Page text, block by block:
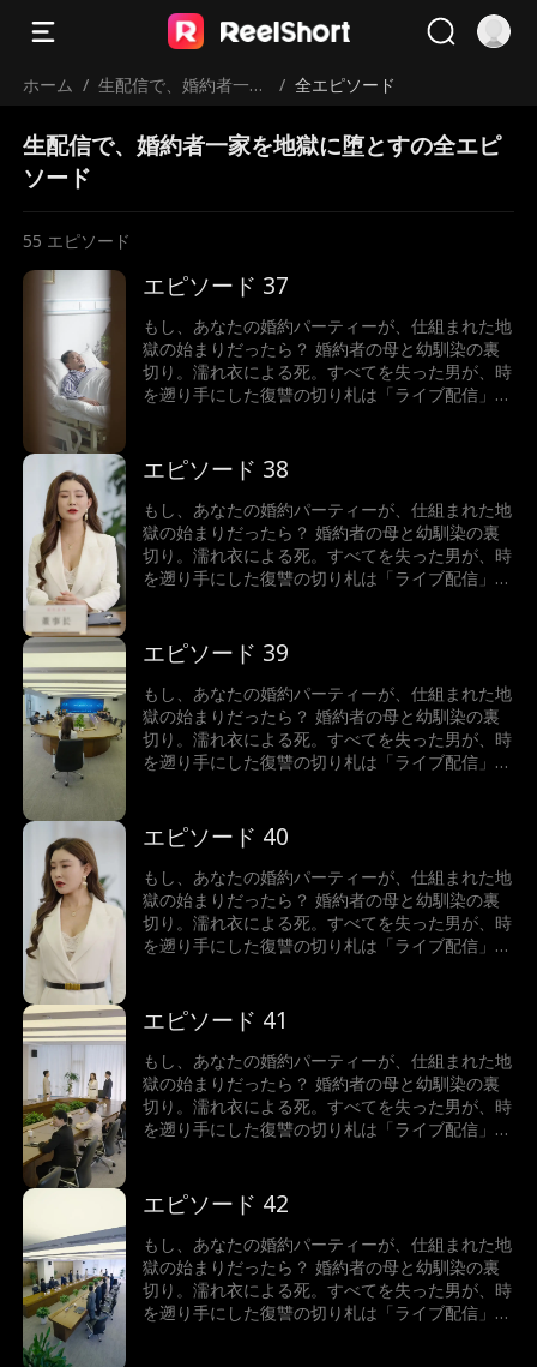
ホーム / 生配信で、婚約者一家
/ 全エピソード
生配信で、婚約者一家を地獄に堕とすの全エピ
ソード
55 エピソード
エピソード 37
もし、あなたの婚約パーティーが、仕組まれた地
獄の始まりだったら？ 婚約者の母と幼馴染の裏
切り。濡れ衣による死。すべてを失った男が、時
を遡り手にした復讐の切り札は「ライブ配信」だ
黒幕は、一体誰なのか？ 画面の向こうで、あな
たは衝撃の結末を目撃する。
エピソード 38
もし、あなたの婚約パーティーが、仕組まれた地
獄の始まりだったら？ 婚約者の母と幼馴染の裏
切り。濡れ衣による死。すべてを失った男が、時
を遡り手にした復讐の切り札は「ライブ配信」だ
黒幕は、一体誰なのか？ 画面の向こうで、あな
たは衝撃の結末を目撃する。
エピソード 39
もし、あなたの婚約パーティーが、仕組まれた地
獄の始まりだったら？ 婚約者の母と幼馴染の裏
切り。濡れ衣による死。すべてを失った男が、時
を遡り手にした復讐の切り札は「ライブ配信」だ
黒幕は、一体誰なのか？ 画面の向こうで、あな
たは衝撃の結末を目撃する。
エピソード 40
もし、あなたの婚約パーティーが、仕組まれた地
獄の始まりだったら？ 婚約者の母と幼馴染の裏
切り。濡れ衣による死。すべてを失った男が、時
を遡り手にした復讐の切り札は「ライブ配信」だ
黒幕は、一体誰なのか？ 画面の向こうで、あな
たは衝撃の結末を目撃する。
エピソード 41
もし、あなたの婚約パーティーが、仕組まれた地
獄の始まりだったら？ 婚約者の母と幼馴染の裏
切り。濡れ衣による死。すべてを失った男が、時
を遡り手にした復讐の切り札は「ライブ配信」だ
黒幕は、一体誰なのか？ 画面の向こうで、あな
たは衝撃の結末を目撃する。
エピソード 42
もし、あなたの婚約パーティーが、仕組まれた地
獄の始まりだったら？ 婚約者の母と幼馴染の裏
切り。濡れ衣による死。すべてを失った男が、時
を遡り手にした復讐の切り札は「ライブ配信」だ